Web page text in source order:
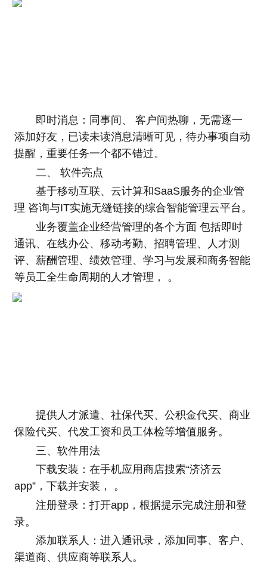
即时消息：同事间、 客户间热聊，无需逐一
添加好友，已读未读消息清晰可见，待办事项自动
提醒，重要任务一个都不错过。
二、 软件亮点
基于移动互联、云计算和SaaS服务的企业管
理 咨询与IT实施无缝链接的综合智能管理云平台。
业务覆盖企业经营管理的各个方面 包括即时
通讯、在线办公、移动考勤、招聘管理、人才测
评、薪酬管理、绩效管理、学习与发展和商务智能
等员工全生命周期的人才管理， 。
提供人才派遣、社保代买、公积金代买、商业
保险代买、代发工资和员工体检等增值服务。
三、软件用法
下载安装：在手机应用商店搜索“济济云
app”，下载并安装， 。
注册登录：打开app，根据提示完成注册和登
录。
添加联系人：进入通讯录，添加同事、客户、
渠道商、供应商等联系人。